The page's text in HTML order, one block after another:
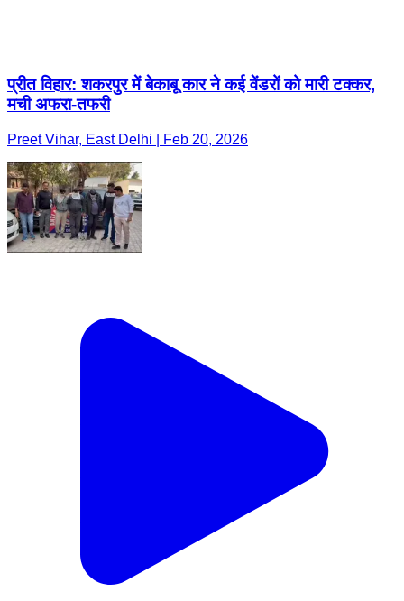
प्रीत विहार: शकरपुर में बेकाबू कार ने कई वेंडरों को मारी टक्कर,
मची अफरा-तफरी
Preet Vihar, East Delhi | Feb 20, 2026